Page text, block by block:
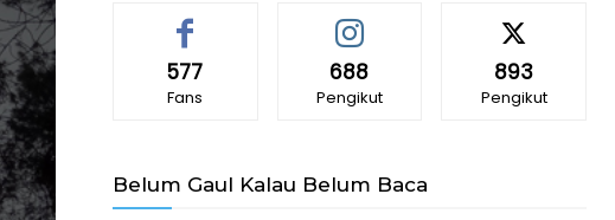
577
Fans
688
Pengikut
893
Pengikut
Belum Gaul Kalau Belum Baca